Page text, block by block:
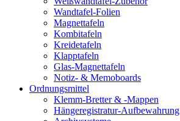
Wandtafel-Folien
Magnettafeln
Kombitafeln
Kreidetafeln
Klapptafeln
Glas-Magnettafeln
Notiz- & Memoboards
Ordnungsmittel
Klemm-Bretter & -Mappen
Hängeregistratur-Aufbewahrung